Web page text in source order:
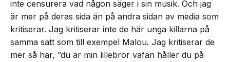
inte censurera vad någon säger i sin musik. Och jag
är mer på deras sida än på andra sidan av media som
kritiserar. Jag kritiserar inte de här unga killarna på
samma sätt som till exempel Malou. Jag kritiserar de
mer så här, ”du är min lillebror vafan håller du på